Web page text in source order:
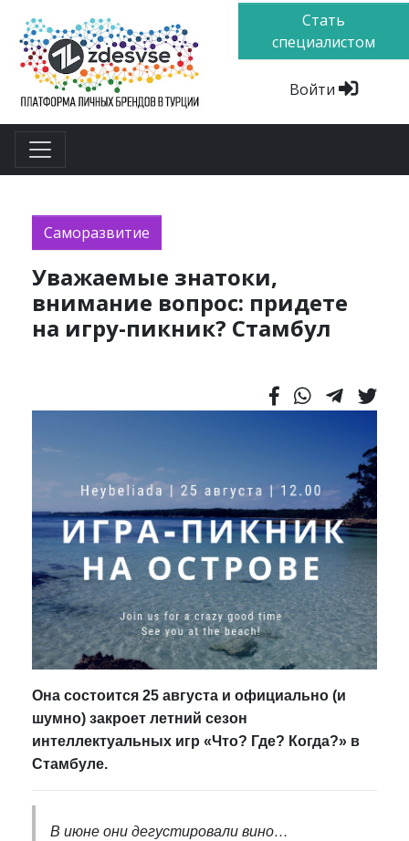
Стать
специалистом
Войти
Саморазвитие
Уважаемые знатоки,
внимание вопрос: придете
на игру-пикник? Стамбул
Она состоится 25 августа и официально (и
шумно) закроет летний сезон
интеллектуальных игр «Что? Где? Когда?» в
Стамбуле.
В июне они дегустировали вино…